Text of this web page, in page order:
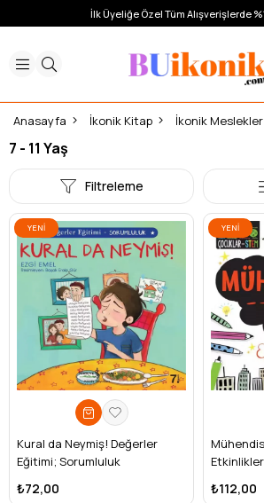
İlk Üyeliğe Özel Tüm Alışverişlerde
Anasayfa İkonik Kitap İkonik
7 - 11 Yaş
Filtreleme
Kural da Neymiş! Değerler
Eğitimi; Sorumluluk
₺72,00
YENI
ÜRÜN
Etkinlikler
₺112,00
YENI
ÜRÜN